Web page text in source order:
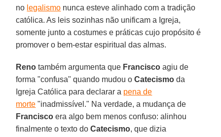
no legalismo nunca esteve alinhado com a tradição
católica. As leis sozinhas não unificam a Igreja,
somente junto a costumes e práticas cujo propósito é
promover o bem-estar espiritual das almas.
Reno também argumenta que Francisco agiu de
forma "confusa" quando mudou oCatecismo da
Igreja Católica para declarar a pena de
morte "inadmissível." Na verdade, a mudança de
Francisco era algo bem menos confuso: alinhou
finalmente o texto doCatecismo, que dizia